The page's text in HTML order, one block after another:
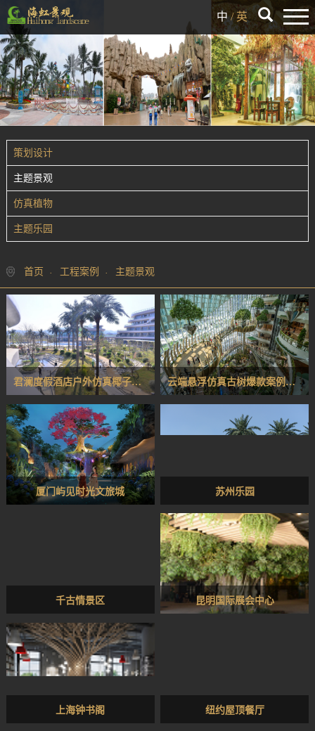
中/英
策划设计
主题景观
仿真植物
主题乐园
首页 工程案例 主题景观
君澜度假酒店户外仿真椰子树景观项目 云端悬浮仿真古树爆款案例｜海虹景观全案落地重庆光环购物公园高空悬浮雨林
厦门屿见时光文旅城 苏州乐园
千古情景区 昆明国际展会中心
上海钟书阁 纽约屋顶餐厅